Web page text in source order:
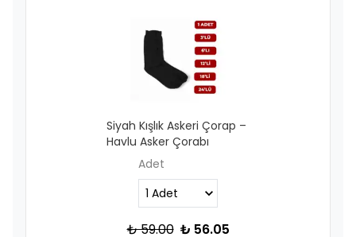
Siyah Kışlık Askeri Çorap –
Havlu Asker Çorabı
Adet
₺ 59.00 ₺ 56.05